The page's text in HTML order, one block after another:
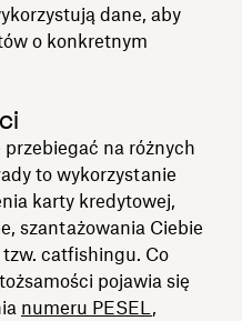
dane, aby
o konkretnym
na różnych
to wykorzystanie
karty kredytowej,
szantażowania Ciebie
catfishingu. Co
pojawia się
numeru PESEL ,